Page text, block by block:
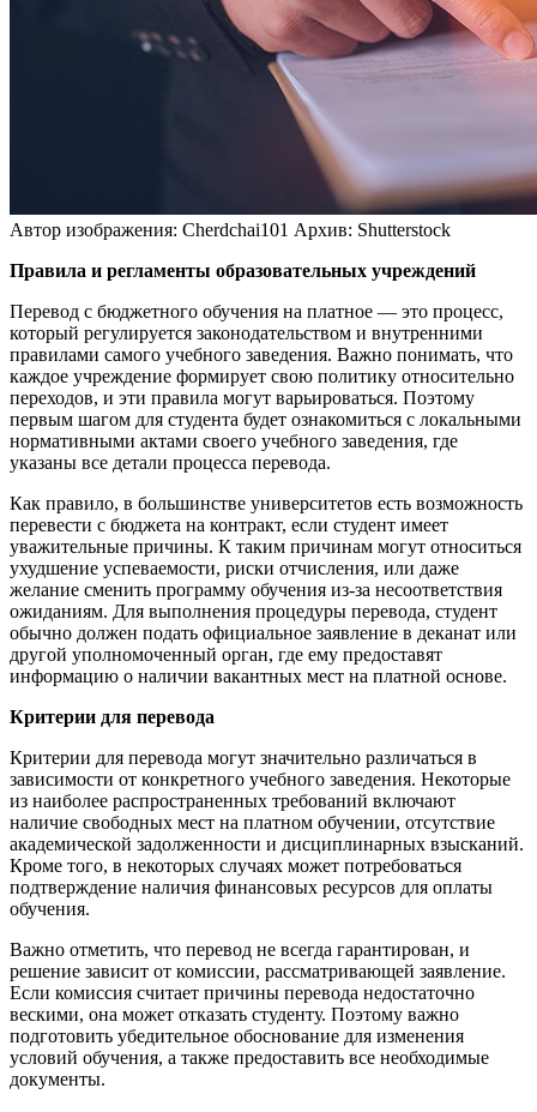
Автор изображения: Cherdchai101 Архив: Shutterstock
Правила и регламенты образовательных учреждений
Перевод с бюджетного обучения на платное — это процесс,
который регулируется законодательством и внутренними
правилами самого учебного заведения. Важно понимать, что
каждое учреждение формирует свою политику относительно
переходов, и эти правила могут варьироваться. Поэтому
первым шагом для студента будет ознакомиться с локальными
нормативными актами своего учебного заведения, где
указаны все детали процесса перевода.
Как правило, в большинстве университетов есть возможность
перевести с бюджета на контракт, если студент имеет
уважительные причины. К таким причинам могут относиться
ухудшение успеваемости, риски отчисления, или даже
желание сменить программу обучения из-за несоответствия
ожиданиям. Для выполнения процедуры перевода, студент
обычно должен подать официальное заявление в деканат или
другой уполномоченный орган, где ему предоставят
информацию о наличии вакантных мест на платной основе.
Критерии для перевода
Критерии для перевода могут значительно различаться в
зависимости от конкретного учебного заведения. Некоторые
из наиболее распространенных требований включают
наличие свободных мест на платном обучении, отсутствие
академической задолженности и дисциплинарных взысканий.
Кроме того, в некоторых случаях может потребоваться
подтверждение наличия финансовых ресурсов для оплаты
обучения.
Важно отметить, что перевод не всегда гарантирован, и
решение зависит от комиссии, рассматривающей заявление.
Если комиссия считает причины перевода недостаточно
вескими, она может отказать студенту. Поэтому важно
подготовить убедительное обоснование для изменения
условий обучения, а также предоставить все необходимые
документы.